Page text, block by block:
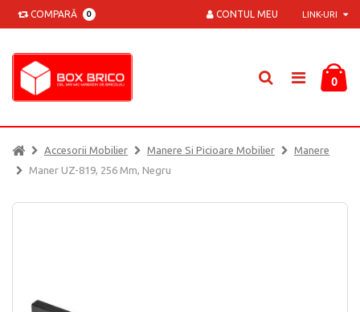
COMPARĂ 0 LINK-URI
CONTUL MEU
0
Accesorii Mobilier Manere Si Picioare Mobilier
Manere
Maner UZ-819, 256 Mm, Negru